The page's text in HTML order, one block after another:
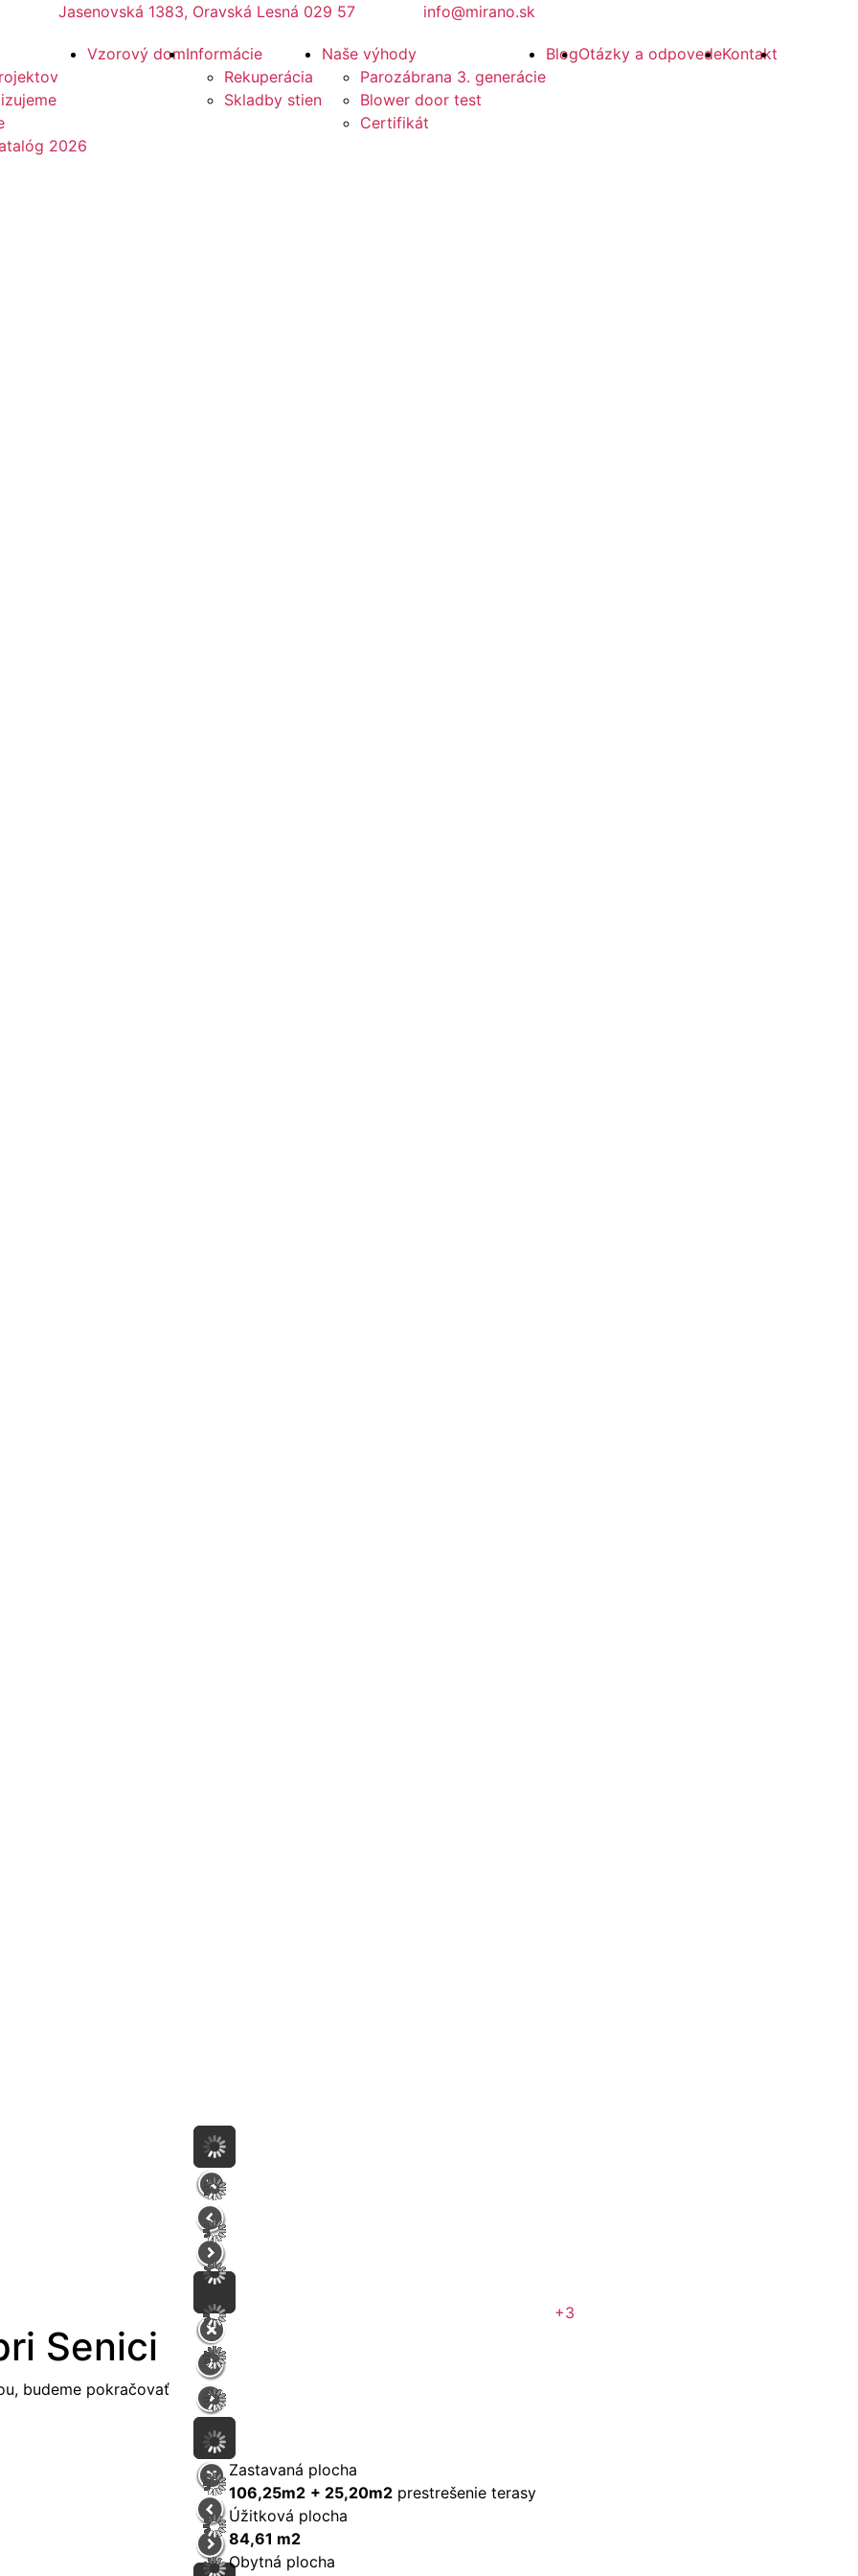
Jasenovská 1383, Oravská Lesná 029 57 info@mirano.sk
2026
Vzorový domInformácie
Rekuperácia
Skladby stien
Naše výhody
Parozábrana 3. generácie
Blower door test
Certifikát
BlogOtázky a odpovedeKontakt
Senici
budeme pokračovať
+3
Zastavaná plocha
106,25m2 + 25,20m2 prestrešenie terasy
Úžitková plocha
84,61 m2
Obytná plocha